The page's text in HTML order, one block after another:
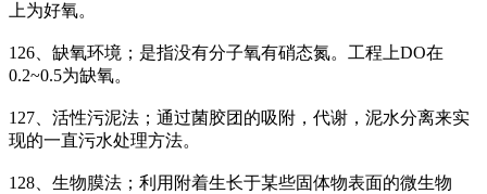
上为好氧。
126、缺氧环境；是指没有分子氧有硝态氮。工程上DO在
0.2~0.5为缺氧。
127、活性污泥法；通过菌胶团的吸附，代谢，泥水分离来实
现的一直污水处理方法。
128、生物膜法；利用附着生长于某些固体物表面的微生物